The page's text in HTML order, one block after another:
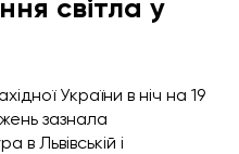
світла у
України в ніч на 19
зазнала
в Львівській і